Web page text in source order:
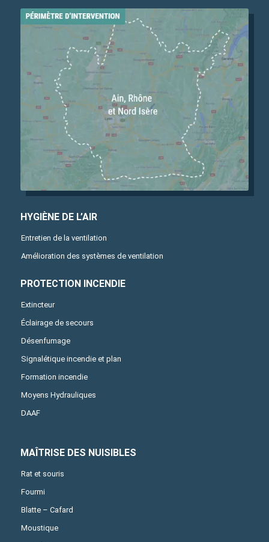
HYGIÈNE DE L’AIR
Entretien de la ventilation
Amélioration des systèmes de ventilation
PROTECTION INCENDIE
Extincteur
Éclairage de secours
Désenfumage
Signalétique incendie et plan
Formation incendie
Moyens Hydrauliques
DAAF
MAÎTRISE DES NUISIBLES
Rat et souris
Fourmi
Blatte – Cafard
Moustique